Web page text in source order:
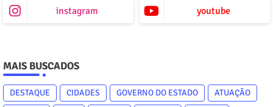
instagram youtube
MAIS BUSCADOS
DESTAQUE CIDADES GOVERNO DO ESTADO
ATUAÇÃO